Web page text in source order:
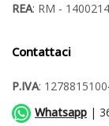
REA: RM - 1400214
Contattaci
P.IVA:
Whatsapp |